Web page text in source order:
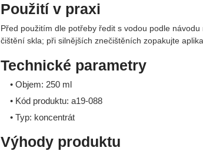
Použití v praxi
Před použitím dle potřeby ředit s vodou podle
čištění skla; při silnějších znečištěních zopakujte
Technické parametry
• Objem: 250 ml
• Kód produktu: a19-088
• Typ: koncentrát
Výhody produktu